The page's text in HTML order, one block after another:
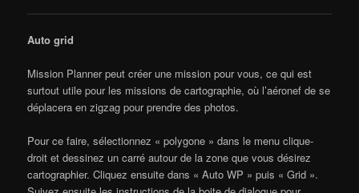
Auto grid
Mission Planner peut créer une mission pour vous, ce qui est
surtout utile pour les missions de cartographie, où l’aéronef de se
déplacera en zigzag pour prendre des photos.
Pour ce faire, sélectionnez « polygone » dans le menu clique-
droit et dessinez un carré autour de la zone que vous désirez
cartographier. Cliquez ensuite dans « Auto WP » puis « Grid ».